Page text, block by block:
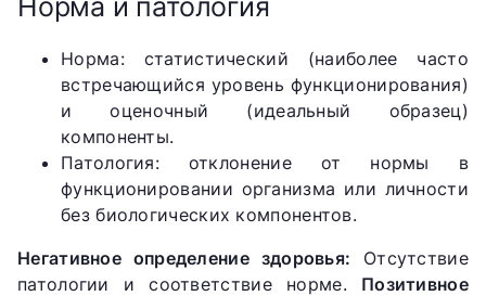
Норма: статистический (наиболее часто
встречающийся уровень функционирования)
и оценочный (идеальный образец)
компоненты.
Патология: отклонение от нормы в
функционировании организма или личности
без биологических компонентов.
Негативное определение здоровья: Отсутствие
патологии и соответствие норме. Позитивное